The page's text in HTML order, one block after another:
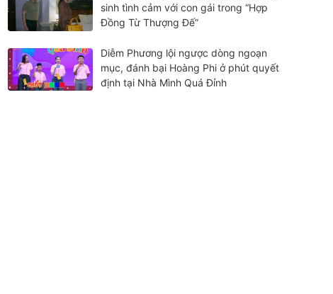
sinh tình cảm với con gái trong “Hợp
Đồng Từ Thượng Đế”
Diễm Phương lội ngược dòng ngoạn
mục, đánh bại Hoàng Phi ở phút quyết
định tại Nhà Mình Quá Đỉnh